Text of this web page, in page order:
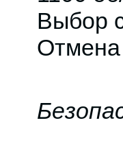
Выбор